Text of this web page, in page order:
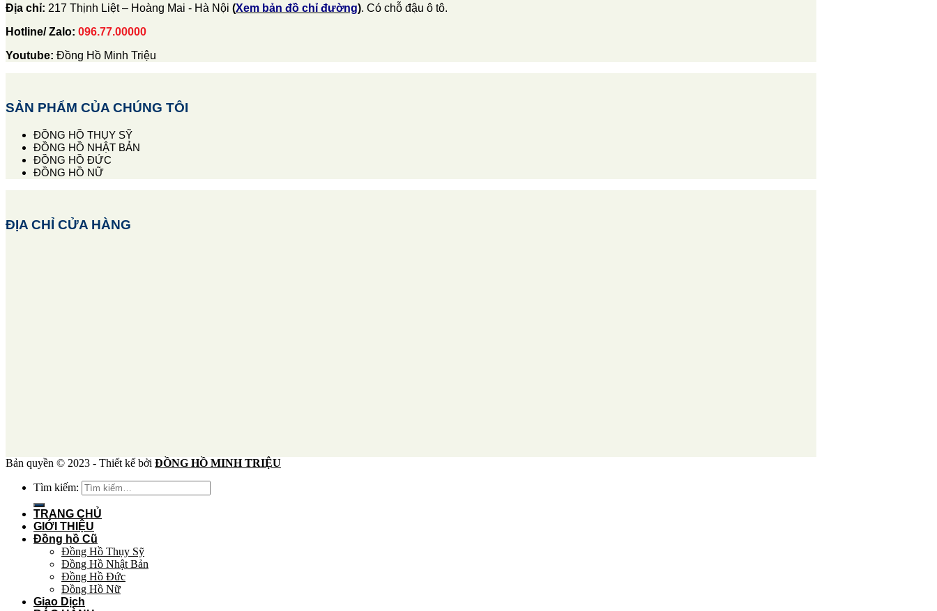
Địa chỉ: 217 Thịnh Liệt – Hoàng Mai - Hà Nội (Xem bản đồ chỉ đường). Có chỗ đậu ô tô.
Hotline/ Zalo: 096.77.00000
Youtube: Đồng Hồ Minh Triệu
SẢN PHẨM CỦA CHÚNG TÔI
ĐỒNG HỒ THỤY SỸ
ĐỒNG HỒ NHẬT BẢN
ĐỒNG HỒ ĐỨC
ĐỒNG HỒ NỮ
ĐỊA CHỈ CỬA HÀNG
Bản quyền © 2023 - Thiết kế bởi ĐỒNG HỒ MINH TRIỆU
Tìm kiếm:
TRANG CHỦ
GIỚI THIỆU
Đồng hồ Cũ
Đồng Hồ Thụy Sỹ
Đồng Hồ Nhật Bản
Đồng Hồ Đức
Đồng Hồ Nữ
Giao Dịch